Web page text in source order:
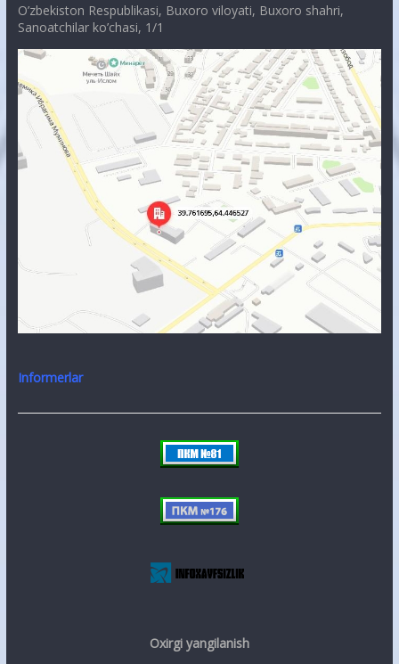
O’zbekiston Respublikasi, Buxoro viloyati, Buxoro shahri,
Sanoatchilar ko’chasi, 1/1
Informerlar
Oxirgi yangilanish